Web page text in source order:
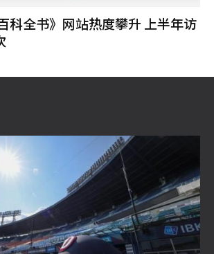
科全书》网站热度攀升 上半年访